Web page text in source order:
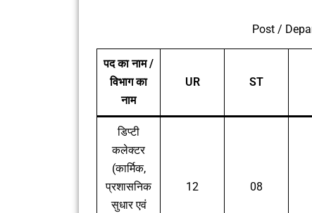
Post /
पद का नाम /
विभाग का
नाम
UR ST
डिप्टी
कलेक्टर
(कार्मिक,
प्रशासनिक
सुधार एवं
12 08